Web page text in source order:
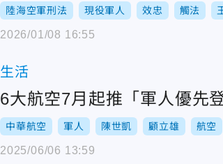
陸海空軍刑法 現役軍人 效忠 觸法
2026/01/08 16:55
生活
6大航空7月起推「軍人優
中華航空 軍人 陳世凱 顧立雄 航空
2025/06/06 13:59